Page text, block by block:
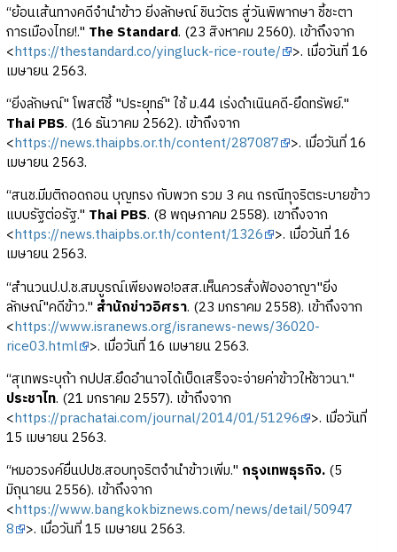
“ย้อนเส้นทางคดีจำนำข้าว ยิ่งลักษณ์ ชินวัตร สู่วันพิพากษา ชี้ชะตา
การเมืองไทย!." The Standard. (23 สิงหาคม 2560). เข้าถึงจาก
<https://thestandard.co/yingluck-rice-route/ >. เมื่อวันที่ 16
เมษายน 2563.
“ยิ่งลักษณ์" โพสต์ชี้ "ประยุทธ์" ใช้ ม.44 เร่งดำเนินคดี-ยึดทรัพย์."
Thai PBS. (16 ธันวาคม 2562). เข้าถึงจาก
<https://news.thaipbs.or.th/content/287087 >. เมื่อวันที่ 16
เมษายน 2563.
“สนช.มีมติถอดถอน บุญทรง กับพวก รวม 3 คน กรณีทุจริตระบายข้าว
แบบรัฐต่อรัฐ." Thai PBS. (8 พฤษภาคม 2558). เขาถึงจาก
<https://news.thaipbs.or.th/content/1326 >. เมื่อวันที่ 16
เมษายน 2563.
“สำนวนป.ป.ช.สมบูรณ์เพียงพอ!อสส.เห็นควรสั่งฟ้องอาญา"ยิ่ง
ลักษณ์"คดีข้าว." สำนักข่าวอิศรา. (23 มกราคม 2558). เข้าถึงจาก
<https://www.isranews.org/isranews-news/36020-
rice03.html >. เมื่อวันที่ 16 เมษายน 2563.
“สุเทพระบุถ้า กปปส.ยึดอำนาจได้เบ็ดเสร็จจะจ่ายค่าข้าวให้ชาวนา."
ประชาไท. (21 มกราคม 2557). เข้าถึงจาก
<https://prachatai.com/journal/2014/01/51296 >. เมื่อวันที่
15 เมษายน 2563.
“หมอวรงค์ยื่นปปช.สอบทุุจริตจำนำข้าวเพิ่ม." กรุงเทพธุรกิจ.(5
มิถุนายน 2556). เข้าถึงจาก
<https://www.bangkokbiznews.com/news/detail/50947
8 >. เมื่อวันที่ 15 เมษายน 2563.